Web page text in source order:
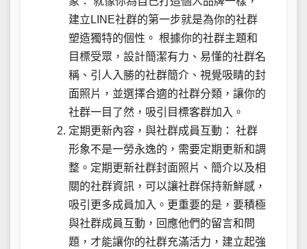
建立LINE社群的第一步就是為你的社群
塑造獨特的個性。 根據你的社群主題和
目標受眾，設計簡潔有力、易懂的社群名
稱、引人入勝的社群簡介、視覺吸睛的封
面照片，並選擇合適的社群分類，讓你的
社群一目了然，吸引目標客群加入。
定期更新內容，與社群成員互動： 社群
形象不是一勞永逸的，需要定期更新和調
整。定期更新社群封面照片、簡介以及相
關的社群資訊，可以讓社群保持新鮮感，
吸引更多成員加入。更重要的是，要積極
與社群成員互動，回應他們的留言和問
題，才能讓你的社群充滿活力，建立起強